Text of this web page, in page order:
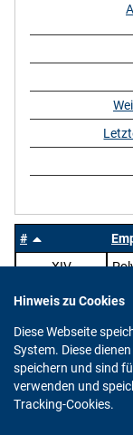
#
XIV
Hinweis zu Cookies
Diese Webseite
System. Diese
speichern und sind
verwenden und
Tracking-Cookies.